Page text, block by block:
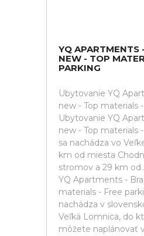
YQ APARTMENTS
NEW - TOP
PARKING
Ubytovanie YQ
new - Top materials
Ubytovanie YQ
new - Top materials
sa nachádza vo
km od miesta
stromov a 29 km
YQ Apartments -
materials - Free
nachádza v
Veľká Lomnica, do
môžete naplánovať